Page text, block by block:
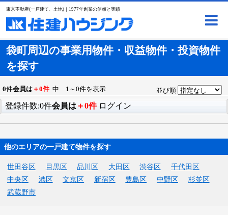
東京不動産(一戸建て、土地)｜1977年創業の信頼と実績
袋町周辺の事業用物件・収益物件・投資物件
を探す
0件会員は ＋0件 中 1～0件を表示 並び順
登録件数:0件会員は ＋0件 ログイン
他のエリアの一戸建て物件を探す
世田谷区 目黒区 品川区 大田区 渋谷区
千代田区
中央区
港区 文京区 新宿区 豊島区 中野区
杉並区
武蔵野市